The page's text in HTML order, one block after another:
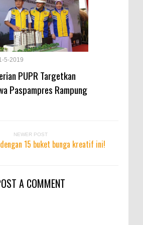
5-2019
PUPR Targetkan
Paspampres Rampung
NEWER POST
15 buket bunga kreatif ini!
A COMMENT